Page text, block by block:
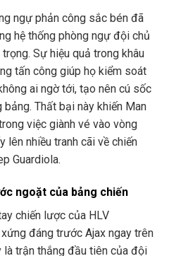
ngự phản công sắc bén đã
hệ thống phòng ngự đội chủ
Sự hiệu quả trong khâu
tấn công giúp họ kiểm soát
ai ngờ tới, tạo nên cú sốc
Thất bại này khiến Man
việc giành vé vào vòng
lên nhiều tranh cãi về chiến
Guardiola.
ngoặt của bảng chiến
chiến lược của HLV
đáng trước Ajax ngay trên
trận thắng đầu tiên của đội